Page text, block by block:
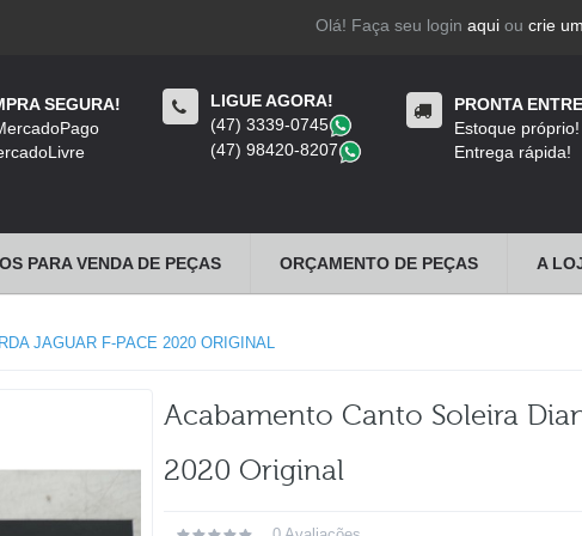
Olá! Faça seu login aquiou crie
SEGURA!
LIGUE AGORA!
(47) 3339-0745
(47) 98420-8207
PRONTA
Estoque próprio!
Entrega rápida!
PARA VENDA DE PEÇAS ORÇAMENTO DE PEÇAS A
JAGUAR F-PACE 2020 ORIGINAL
Acabamento Canto Soleira
2020 Original